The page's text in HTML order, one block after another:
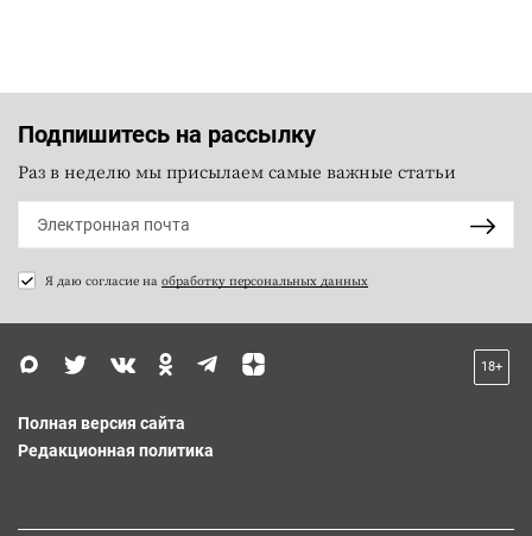
Подпишитесь на рассылку
Раз в неделю мы присылаем самые важные статьи
Я даю согласие на обработку персональных данных
18+
Полная версия сайта
Редакционная политика